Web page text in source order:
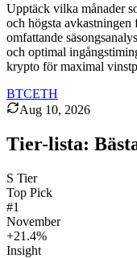
Upptäck vilka månader
och högsta
omfattande
och optimal
krypto för maximal
BTCETH
Aug 10, 2026
Tier-lista:
S Tier
Top Pick
#1
November
+21.4%
Insight